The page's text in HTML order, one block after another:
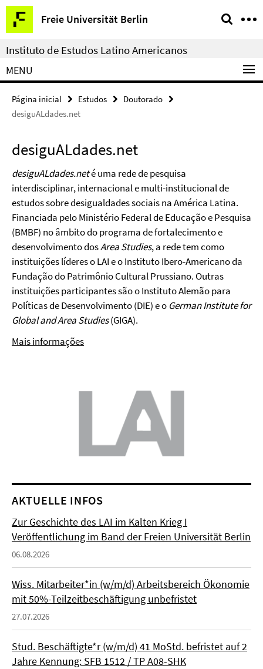
Springe
direkt
zu
Inhalt
Freie Universität Berlin
Serviço
de
navegação
Instituto de Estudos Latino Americanos
MENU
Página inicial Estudos
Doutorado
desiguALdades.net
desiguALdades.net
desiguALdades.neté uma rede de pesquisa
interdisciplinar, internacional e multi-institucional de
estudos sobre desigualdades sociais na América Latina.
Financiada pelo Ministério Federal de Educação e Pesquisa
(BMBF) no âmbito do programa de fortalecimento e
desenvolvimento dosArea Studies, a rede tem como
instituições líderes o LAI e o Instituto Ibero-Americano da
Fundação do Patrimônio Cultural Prussiano. Outras
instituições participantes são o Instituto Alemão para
Políticas de Desenvolvimento (DIE) e o German Institute for
Global and Area Studies(GIGA).
Mais informações
AKTUELLE INFOS
Zur Geschichte des LAI im Kalten Krieg I
Veröffentlichung im Band der Freien Universität Berlin
06.08.2026
Wiss. Mitarbeiter*in (w/m/d) Arbeitsbereich Ökonomie
mit 50%-Teilzeitbeschäftigung unbefristet
27.07.2026
Stud. Beschäftigte*r (w/m/d) 41 MoStd. befristet auf 2
Jahre Kennung: SFB 1512 / TP A08-SHK